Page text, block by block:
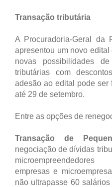
Transação tributária
A Procuradoria-Geral da
apresentou um novo
novas possibilidades
tributárias com
adesão ao edital pode ser
até 29 de setembro.
Entre as opções de
Transação de
negociação de dívidas
empresas e
não ultrapasse 60